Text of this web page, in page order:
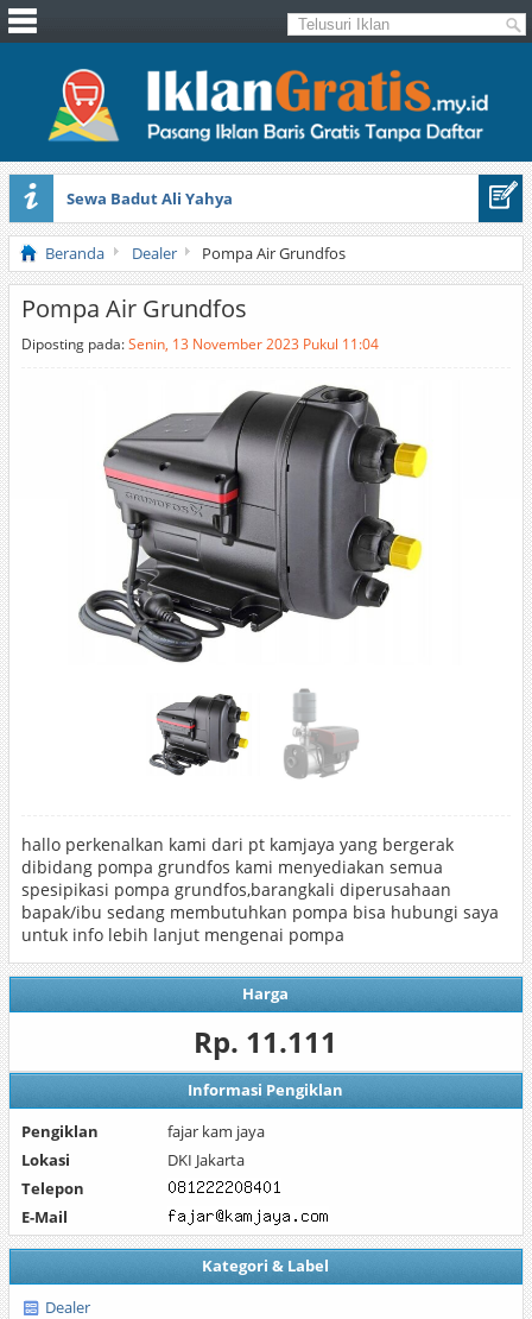
Sewa Badut Ali Yahya
Honda Brio 1.3 E AT CBU 2012 Putih
Beranda Dealer Pompa Air Grundfos
Pompa Air Grundfos
Diposting pada:Senin, 13 November 2023 Pukul 11:04
hallo perkenalkan kami dari pt kamjaya yang bergerak
dibidang pompa grundfos kami menyediakan semua
spesipikasi pompa grundfos,barangkali diperusahaan
bapak/ibu sedang membutuhkan pompa bisa hubungi saya
untuk info lebih lanjut mengenai pompa
Harga
Rp. 11.111
Informasi Pengiklan
Pengiklan
fajar kam jaya
Lokasi
DKI Jakarta
Telepon
E-Mail
Kategori & Label
Dealer